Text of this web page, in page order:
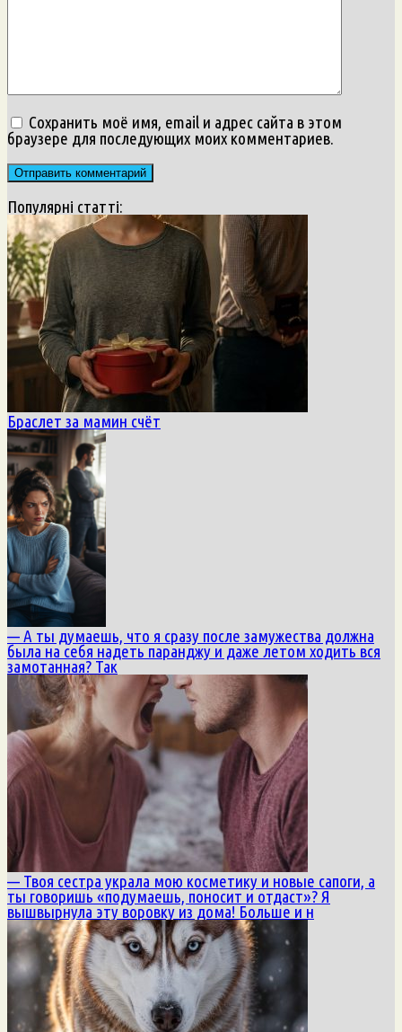
Сохранить моё имя, email и адрес сайта в этом
браузере для последующих моих комментариев.
Популярні статті:
Браслет за мамин счёт
— А ты думаешь, что я сразу после замужества должна
была на себя надеть паранджу и даже летом ходить вся
замотанная? Так
— Твоя сестра украла мою косметику и новые сапоги, а
ты говоришь «подумаешь, поносит и отдаст»? Я
вышвырнула эту воровку из дома! Больше и н